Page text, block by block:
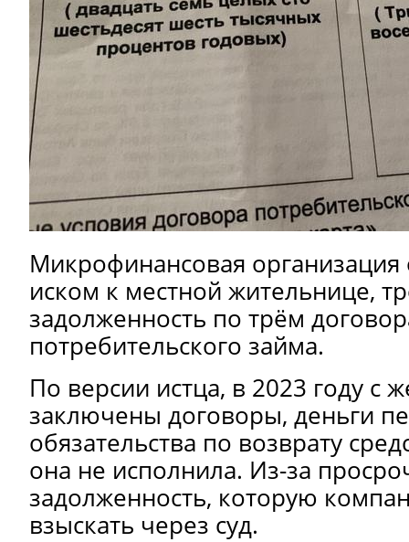
Микрофинансовая организация
иском к местной жительнице,
задолженность по трём
потребительского займа.
По версии истца, в 2023 году
заключены договоры, деньги
обязательства по возврату
она не исполнила. Из-за
задолженность, которую
взыскать через суд.